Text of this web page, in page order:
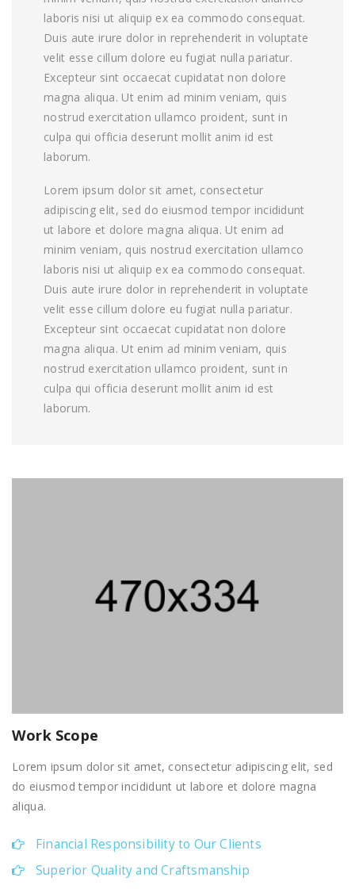
laboris nisi ut aliquip ex ea commodo consequat.
Duis aute irure dolor in reprehenderit in voluptate
velit esse cillum dolore eu fugiat nulla pariatur.
Excepteur sint occaecat cupidatat non dolore
magna aliqua. Ut enim ad minim veniam, quis
nostrud exercitation ullamco proident, sunt in
culpa qui officia deserunt mollit anim id est
laborum.
Lorem ipsum dolor sit amet, consectetur
adipiscing elit, sed do eiusmod tempor incididunt
ut labore et dolore magna aliqua. Ut enim ad
minim veniam, quis nostrud exercitation ullamco
laboris nisi ut aliquip ex ea commodo consequat.
Duis aute irure dolor in reprehenderit in voluptate
velit esse cillum dolore eu fugiat nulla pariatur.
Excepteur sint occaecat cupidatat non dolore
magna aliqua. Ut enim ad minim veniam, quis
nostrud exercitation ullamco proident, sunt in
culpa qui officia deserunt mollit anim id est
laborum.
Work Scope
Lorem ipsum dolor sit amet, consectetur adipiscing elit, sed
do eiusmod tempor incididunt ut labore et dolore magna
aliqua.
Financial Responsibility to Our Clients
Superior Quality and Craftsmanship